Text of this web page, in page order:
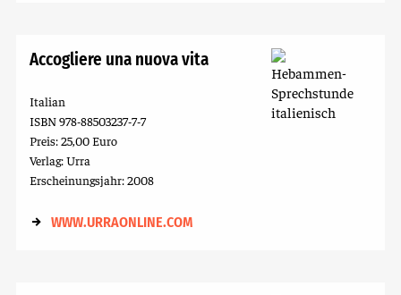
Accogliere una nuova vita
Italian
ISBN 978-88503237-7-7
Preis: 25,00 Euro
Verlag: Urra
Erscheinungsjahr: 2008
WWW.URRAONLINE.COM